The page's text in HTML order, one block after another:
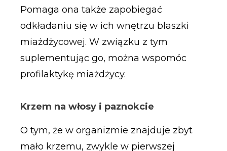
Pomaga ona także zapobiegać
odkładaniu się w ich wnętrzu blaszki
miażdżycowej. W związku z tym
suplementując go, można wspomóc
profilaktykę miażdżycy.
Krzem na włosy i paznokcie
O tym, że w organizmie znajduje zbyt
mało krzemu, zwykle w pierwszej